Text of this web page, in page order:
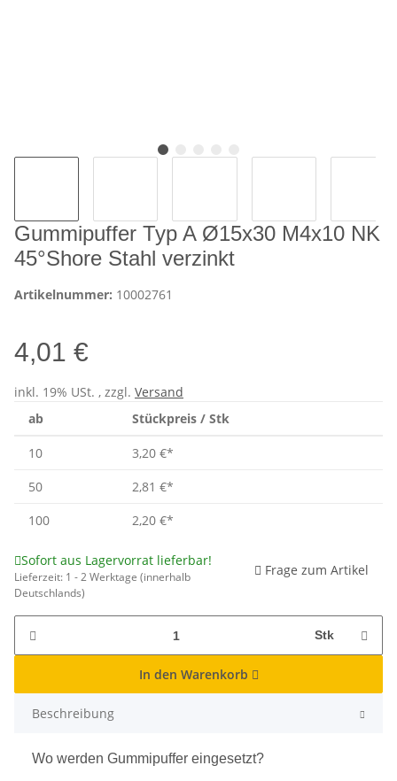
Gummipuffer Typ A Ø15x30 M4x10 NK
45°Shore Stahl verzinkt
Artikelnummer: 10002761
4,01 €
inkl. 19% USt. , zzgl. Versand
ab
Stückpreis / Stk
10 3,20 €*
50
2,81 €*
100
2,20 €*
Sofort aus Lagervorrat lieferbar!
Lieferzeit: 1 - 2 Werktage (innerhalb
Deutschlands)
Frage zum Artikel
Stk
In den Warenkorb
Beschreibung
Wo werden Gummipuffer eingesetzt?